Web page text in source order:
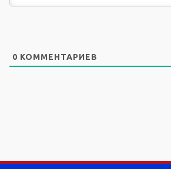
0 КОММЕНТАРИЕВ